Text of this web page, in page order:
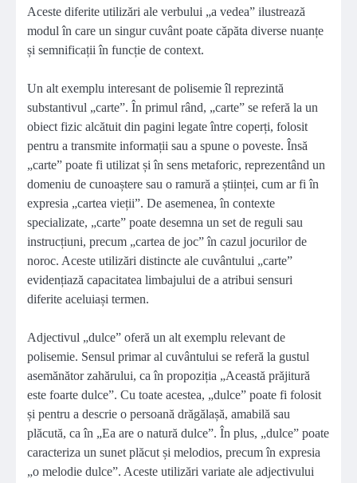
Aceste diferite utilizări ale verbului „a vedea” ilustrează
modul în care un singur cuvânt poate căpăta diverse nuanțe
și semnificații în funcție de context.
Un alt exemplu interesant de polisemie îl reprezintă
substantivul „carte”. În primul rând, „carte” se referă la un
obiect fizic alcătuit din pagini legate între coperți, folosit
pentru a transmite informații sau a spune o poveste. Însă
„carte” poate fi utilizat și în sens metaforic, reprezentând un
domeniu de cunoaștere sau o ramură a științei, cum ar fi în
expresia „cartea vieții”. De asemenea, în contexte
specializate, „carte” poate desemna un set de reguli sau
instrucțiuni, precum „cartea de joc” în cazul jocurilor de
noroc. Aceste utilizări distincte ale cuvântului „carte”
evidențiază capacitatea limbajului de a atribui sensuri
diferite aceluiași termen.
Adjectivul „dulce” oferă un alt exemplu relevant de
polisemie. Sensul primar al cuvântului se referă la gustul
asemănător zahărului, ca în propoziția „Această prăjitură
este foarte dulce”. Cu toate acestea, „dulce” poate fi folosit
și pentru a descrie o persoană drăgălașă, amabilă sau
plăcută, ca în „Ea are o natură dulce”. În plus, „dulce” poate
caracteriza un sunet plăcut și melodios, precum în expresia
„o melodie dulce”. Aceste utilizări variate ale adjectivului